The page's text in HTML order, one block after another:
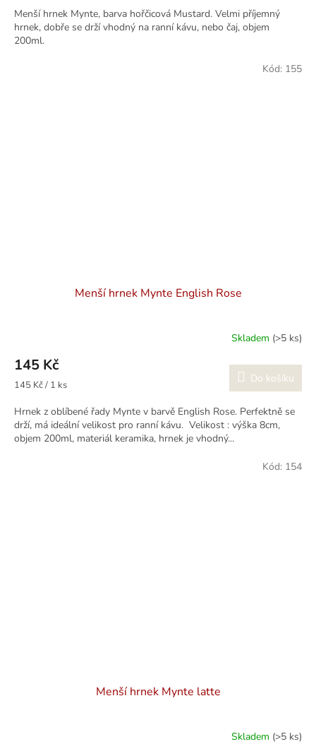
Menší hrnek Mynte, barva hořčicová Mustard. Velmi příjemný
hrnek, dobře se drží vhodný na ranní kávu, nebo čaj, objem
200ml.
Menší hrnek Mynte English Rose
Skladem (>5 ks)
145 Kč
Měrná
145 Kč / 1 ks Do košíku
Hrnek z oblíbené řady Mynte v barvě English Rose. Perfektně se
drží, má ideální velikost pro ranní kávu. Velikost : výška 8cm,
objem 200ml, materiál keramika, hrnek je vhodný...
Kód: 155
Menší hrnek Mynte latte
Skladem (>5 ks)
Kód: 154